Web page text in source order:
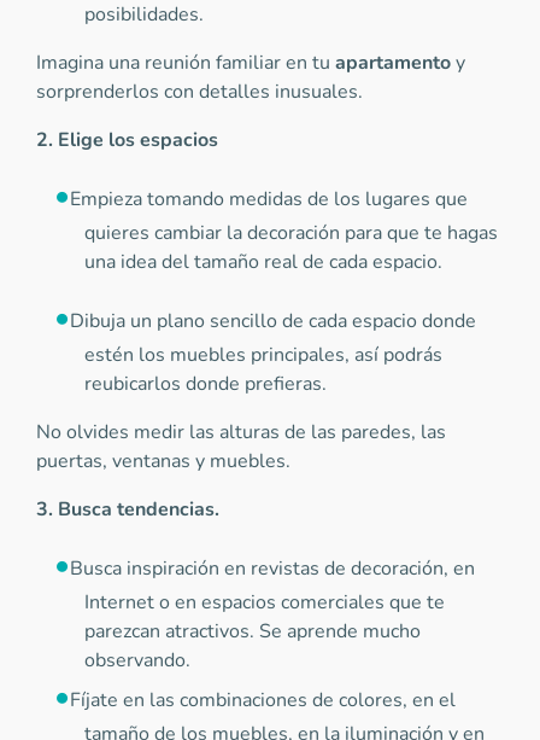
posibilidades.
Imagina una reunión familiar en tu apartamentoy
sorprenderlos con detalles inusuales.
2. Elige los espacios
Empieza tomando medidas de los lugares que
quieres cambiar la decoración para que te hagas
una idea del tamaño real de cada espacio.
Dibuja un plano sencillo de cada espacio donde
estén los muebles principales, así podrás
reubicarlos donde prefieras.
No olvides medir las alturas de las paredes, las
puertas, ventanas y muebles.
3. Busca tendencias.
Busca inspiración en revistas de decoración, en
Internet o en espacios comerciales que te
parezcan atractivos. Se aprende mucho
observando.
Fíjate en las combinaciones de colores, en el
tamaño de los muebles, en la iluminación y en